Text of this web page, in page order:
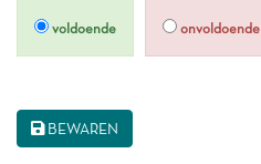
voldoende onvoldoende
BEWAREN